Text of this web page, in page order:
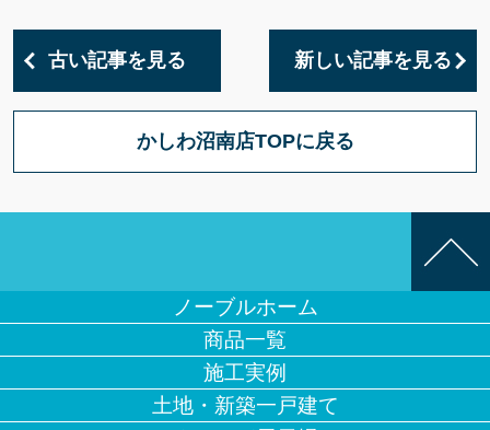
古い記事を見る 新しい記事を見る
かしわ沼南店TOPに戻る
ノーブルホーム
商品一覧
施工実例
土地・新築一戸建て